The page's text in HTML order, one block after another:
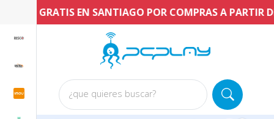
GRATIS EN SANTIAGO POR COMPRAS A PARTIR DE
¿que quieres buscar?